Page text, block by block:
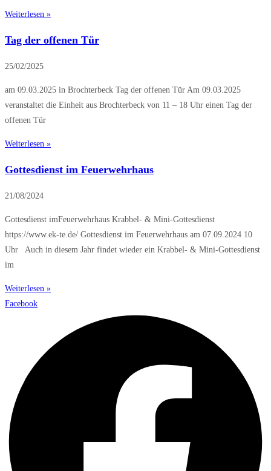
Weiterlesen »
Tag der offenen Tür
25/02/2025
am 09.03.2025 in Brochterbeck Tag der offenen Tür Am 09.03.2025
veranstaltet die Einheit aus Brochterbeck von 11 – 18 Uhr einen Tag der
offenen Tür
Weiterlesen »
Gottesdienst im Feuerwehrhaus
21/08/2024
Gottesdienst imFeuerwehrhaus Krabbel- & Mini-Gottesdienst
https://www.ek-te.de/ Gottesdienst im Feuerwehrhaus am 07.09.2024 10
Uhr Auch in diesem Jahr findet wieder ein Krabbel- & Mini-Gottesdienst
im
Weiterlesen »
Facebook